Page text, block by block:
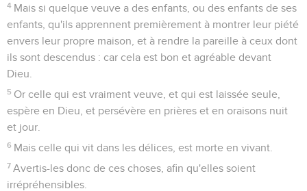
4 Mais si quelque veuve a des enfants, ou des enfants de ses
enfants, qu'ils apprennent premièrement à montrer leur piété
envers leur propre maison, et à rendre la pareille à ceux dont
ils sont descendus : car cela est bon et agréable devant
Dieu.
5 Or celle qui est vraiment veuve, et qui est laissée seule,
espère en Dieu, et persévère en prières et en oraisons nuit
et jour.
6 Mais celle qui vit dans les délices, est morte en vivant.
7 Avertis-les donc de ces choses, afin qu'elles soient
irrépréhensibles.